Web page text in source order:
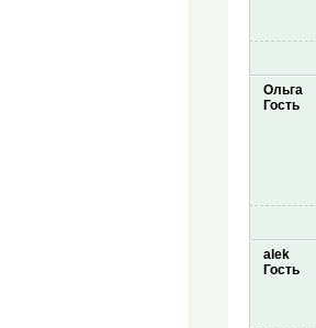
Ольга
Гость
alek
Гость